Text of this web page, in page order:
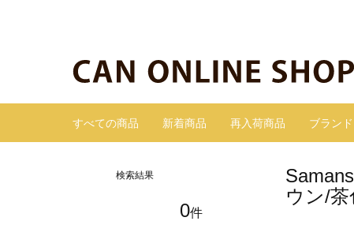
すべての商品 新着商品 再入荷商品 ブランド
検索結果
0件
ウン/茶